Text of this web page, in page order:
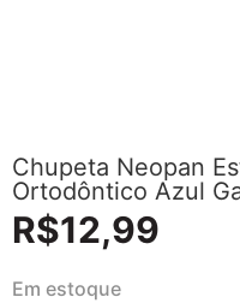
Chupeta Neopan
Ortodôntico Azul
R$12,99
Em estoque